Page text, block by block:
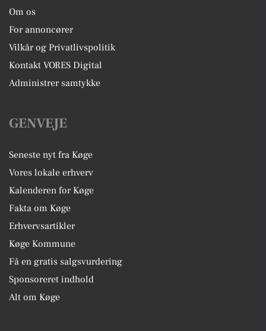
Om os
For annoncører
Vilkår og Privatlivspolitik
Kontakt VORES Digital
Administrer samtykke
GENVEJE
Seneste nyt fra Køge
Vores lokale erhverv
Kalenderen for Køge
Fakta om Køge
Erhvervsartikler
Køge Kommune
Få en gratis salgsvurdering
Sponsoreret indhold
Alt om Køge